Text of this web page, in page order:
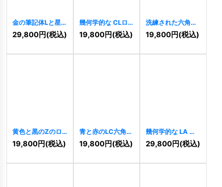
金の筆記体Lと星
のロゴ [7338]
29,800円(税込)
幾何学的な CLロ
ゴ[ 7323]
19,800円(税込)
洗練された六角形
のLロゴ[7324]
19,800円(税込)
黄色と黒のZのロ
ゴ 7266]
19,800円(税込)
青と赤のLC六角形
ロゴ[7250]
19,800円(税込)
幾何学的な LA の
ロゴ[7154]
29,800円(税込)